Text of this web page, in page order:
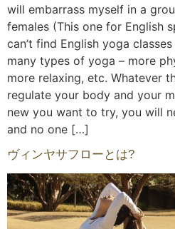
will embarrass myself in a
females (This one for English
can’t find English yoga
many types of yoga – more
more relaxing, etc. Whatever
regulate your body and your
new you want to try, you will
and no one […]
ヴィンヤサフローとは?